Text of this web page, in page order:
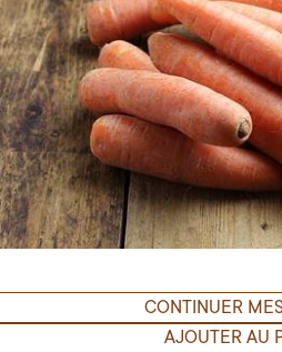
CONTINUER
AJOUTER AU